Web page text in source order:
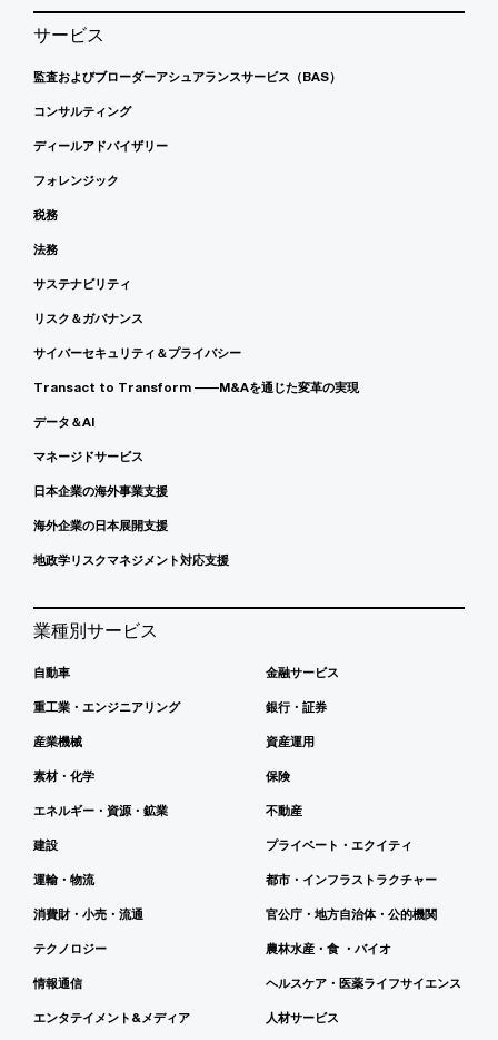
サービス
監査およびブローダーアシュアランスサービス（BAS）
コンサルティング
ディールアドバイザリー
フォレンジック
税務
法務
サステナビリティ
リスク＆ガバナンス
サイバーセキュリティ＆プライバシー
Transact to Transform ――M&Aを通じた変革の実現
データ＆AI
マネージドサービス
日本企業の海外事業支援
海外企業の日本展開支援
地政学リスクマネジメント対応支援
業種別サービス
自動車
重工業・エンジニアリング
産業機械
素材・化学
エネルギー・資源・鉱業
建設
運輸・物流
消費財・小売・流通
テクノロジー
情報通信
エンタテイメント&メディア
金融サービス
銀行・証券
資産運用
保険
不動産
プライベート・エクイティ
都市・インフラストラクチャー
官公庁・地方自治体・公的機関
農林水産・食 ・バイオ
ヘルスケア・医薬ライフサイエンス
人材サービス